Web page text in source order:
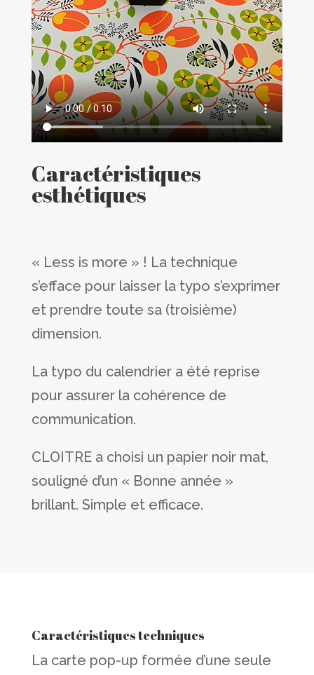
Caractéristiques
esthétiques
« Less is more » ! La technique
s’efface pour laisser la typo s’exprimer
et prendre toute sa (troisième)
dimension.
La typo du calendrier a été reprise
pour assurer la cohérence de
communication.
CLOITRE a choisi un papier noir mat,
souligné d’un « Bonne année »
brillant. Simple et efficace.
Caractéristiques techniques
La carte pop-up formée d’une seule